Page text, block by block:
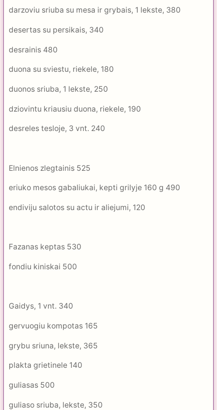
darzoviu sriuba su mesa ir grybais, 1 lekste, 380
desertas su persikais, 340
desrainis 480
duona su sviestu, riekele, 180
duonos sriuba, 1 lekste, 250
dziovintu kriausiu duona, riekele, 190
desreles tesloje, 3 vnt. 240
Elnienos zlegtainis 525
eriuko mesos gabaliukai, kepti grilyje 160 g 490
endiviju salotos su actu ir aliejumi, 120
Fazanas keptas 530
fondiu kiniskai 500
Gaidys, 1 vnt. 340
gervuogiu kompotas 165
grybu sriuna, lekste, 365
plakta grietinele 140
guliasas 500
guliaso sriuba, lekste, 350